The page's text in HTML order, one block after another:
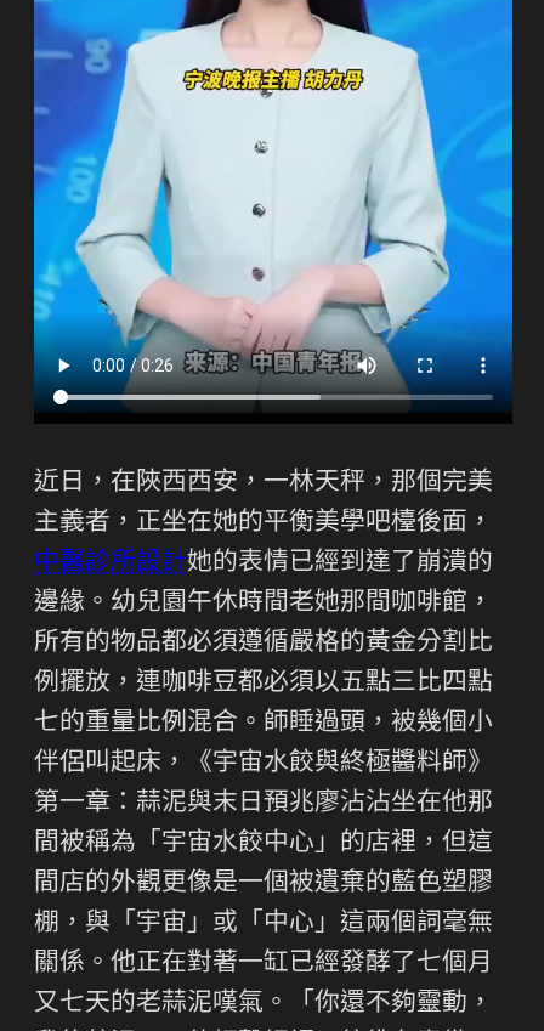
近日，在陜西西安，一林天秤，那個完美
主義者，正坐在她的平衡美學吧檯後面，
中醫診所設計她的表情已經到達了崩潰的
邊緣。幼兒園午休時間老她那間咖啡館，
所有的物品都必須遵循嚴格的黃金分割比
例擺放，連咖啡豆都必須以五點三比四點
七的重量比例混合。師睡過頭，被幾個小
伴侶叫起床，《宇宙水餃與終極醬料師》
第一章：蒜泥與末日預兆廖沾沾坐在他那
間被稱為「宇宙水餃中心」的店裡，但這
間店的外觀更像是一個被遺棄的藍色塑膠
棚，與「宇宙」或「中心」這兩個詞毫無
關係。他正在對著一缸已經發酵了七個月
又七天的老蒜泥嘆氣。「你還不夠靈動，